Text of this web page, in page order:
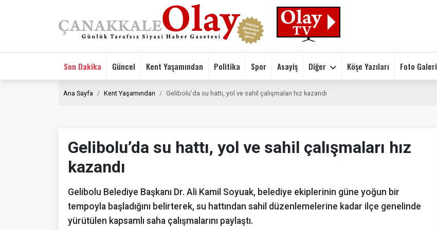
Son Dakika Güncel Kent Yaşamından Politika Spor Asayiş Diğer Köşe Yazıları Foto Galeri
Ana Sayfa Kent Yaşamından Gelibolu’da su hattı, yol ve sahil çalışmaları hız kazandı
Gelibolu’da su hattı, yol ve sahil çalışmaları hız
kazandı
Gelibolu Belediye Başkanı Dr. Ali Kamil Soyuak, belediye ekiplerinin güne yoğun bir
tempoyla başladığını belirterek, su hattından sahil düzenlemelerine kadar ilçe genelinde
yürütülen kapsamlı saha çalışmalarını paylaştı.